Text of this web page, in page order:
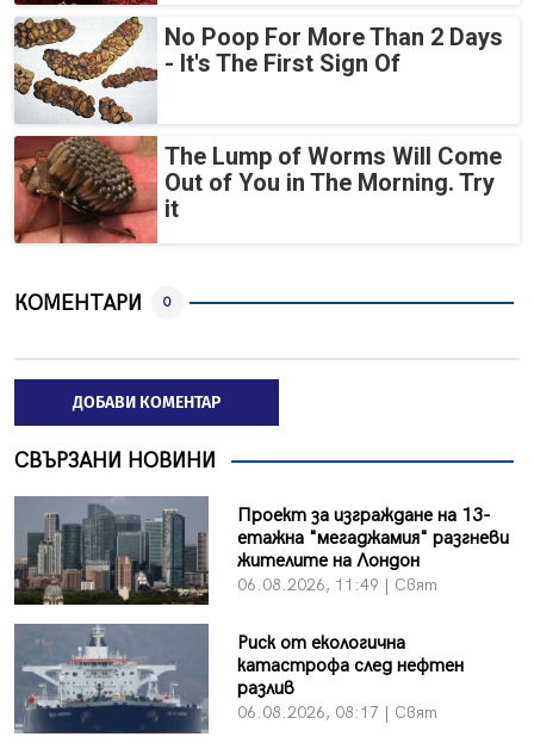
No Poop For More Than 2 Days
- It's The First Sign Of
The Lump of Worms Will Come
Out of You in The Morning. Try
it
КОМЕНТАРИ 0
ДОБАВИ КОМЕНТАР
СВЪРЗАНИ НОВИНИ
Проект за изграждане на 13-
етажна "мегаджамия" разгневи
жителите на Лондон
06.08.2026, 11:49 | Свят
Риск от екологична
катастрофа след нефтен
разлив
06.08.2026, 08:17 | Свят